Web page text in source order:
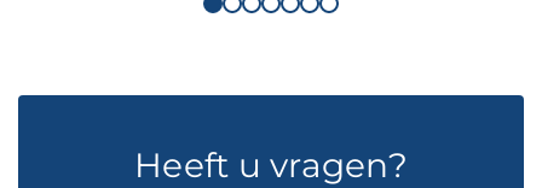
Heeft u vragen?